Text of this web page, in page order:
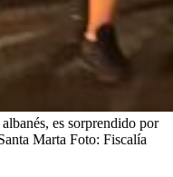
es sorprendido por
Marta Foto: Fiscalía